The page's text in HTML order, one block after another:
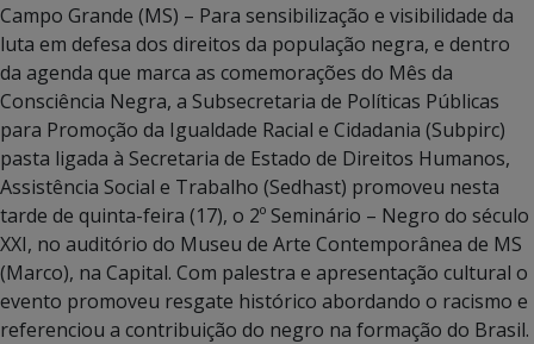
Campo Grande (MS) – Para sensibilização e visibilidade da
luta em defesa dos direitos da população negra, e dentro
da agenda que marca as comemorações do Mês da
Consciência Negra, a Subsecretaria de Políticas Públicas
para Promoção da Igualdade Racial e Cidadania (Subpirc)
pasta ligada à Secretaria de Estado de Direitos Humanos,
Assistência Social e Trabalho (Sedhast) promoveu nesta
tarde de quinta-feira (17), o 2º Seminário – Negro do século
XXI, no auditório do Museu de Arte Contemporânea de MS
(Marco), na Capital. Com palestra e apresentação cultural o
evento promoveu resgate histórico abordando o racismo e
referenciou a contribuição do negro na formação do Brasil.